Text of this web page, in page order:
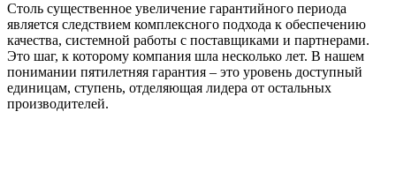
Столь существенное увеличение гарантийного периода
является следствием комплексного подхода к обеспечению
качества, системной работы с поставщиками и партнерами.
Это шаг, к которому компания шла несколько лет. В нашем
понимании пятилетняя гарантия – это уровень доступный
единицам, ступень, отделяющая лидера от остальных
производителей.